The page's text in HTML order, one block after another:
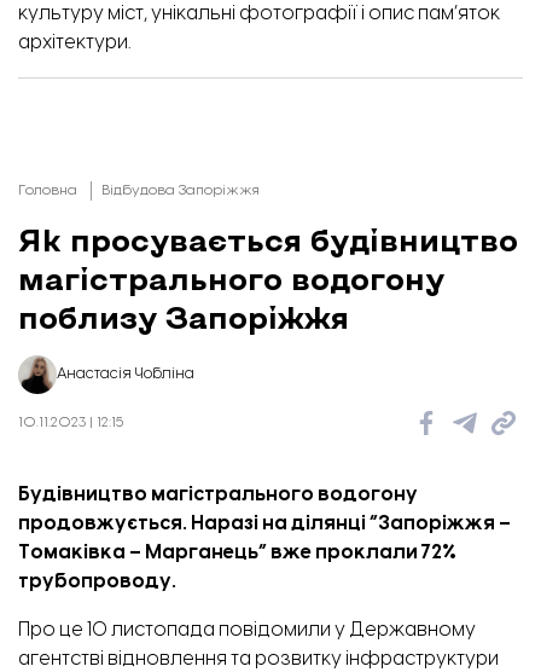
культуру міст, унікальні фотографії і опис пам’яток
архітектури.
Головна Відбудова Запоріжжя
Як просувається будівництво
магістрального водогону
поблизу Запоріжжя
Анастасія Чобліна
10.11.2023 | 12:15
Будівництво магістрального водогону
продовжується. Наразі на ділянці “Запоріжжя –
Томаківка – Марганець” вже проклали 72%
трубопроводу.
Про це 10 листопада повідомили у Державному
агентстві відновлення та розвитку інфраструктури